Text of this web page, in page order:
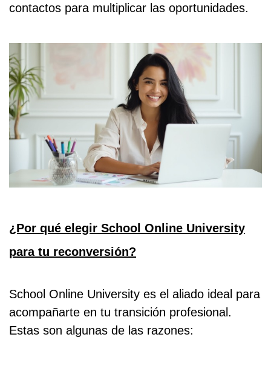
contactos para multiplicar las oportunidades.
¿Por qué elegir School Online University
para tu reconversión?
School Online University es el aliado ideal para
acompañarte en tu transición profesional.
Estas son algunas de las razones: